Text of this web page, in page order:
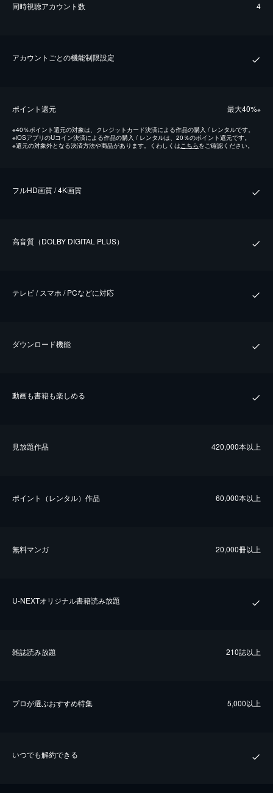
同時視聴アカウント数 4
アカウントごとの機能制限設定
ポイント還元 最⼤40%※
※40％ポイント還元の対象は、クレジットカード決済による作品の購入 / レンタルです。
※iOSアプリのUコイン決済による作品の購入 / レンタルは、20％のポイント還元です。
※還元の対象外となる決済方法や商品があります。くわしくはこちらをご確認ください。
フルHD画質 / 4K画質
⾼⾳質（DOLBY DIGITAL PLUS）
テレビ / スマホ / PCなどに対応
ダウンロード機能
動画も書籍も楽しめる
⾒放題作品 420,000本以上
ポイント（レンタル）作品 60,000本以上
無料マンガ 20,000冊以上
U-NEXTオリジナル書籍読み放題
雑誌読み放題 210誌以上
プロが選ぶおすすめ特集 5,000以上
いつでも解約できる